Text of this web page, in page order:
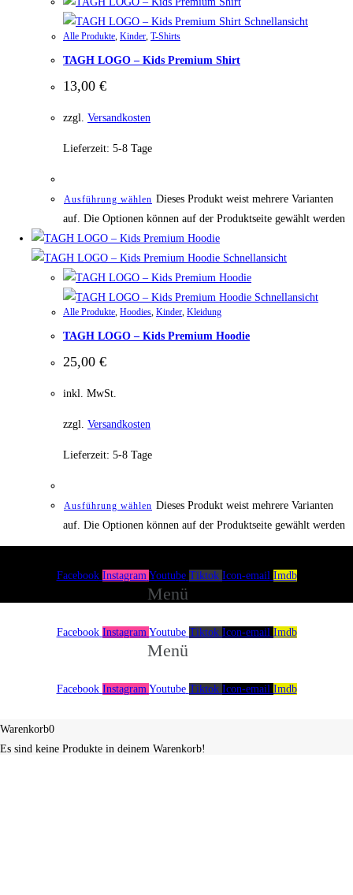
Schnellansicht
Alle Produkte, Kinder, T-Shirts
TAGH LOGO – Kids Premium Shirt
13,00 €
zzgl. Versandkosten
Lieferzeit: 5-8 Tage
Ausführung wählen Dieses Produkt weist mehrere Varianten
auf. Die Optionen können auf der Produktseite gewählt werden
Schnellansicht
Schnellansicht
Alle Produkte, Hoodies, Kinder, Kleidung
TAGH LOGO – Kids Premium Hoodie
25,00 €
inkl. MwSt.
zzgl. Versandkosten
Lieferzeit: 5-8 Tage
Ausführung wählen Dieses Produkt weist mehrere Varianten
auf. Die Optionen können auf der Produktseite gewählt werden
Facebook Instagram Youtube Tiktok Icon-email Imdb
Menü
Facebook Instagram Youtube Tiktok Icon-email Imdb
Menü
Facebook Instagram Youtube Tiktok Icon-email Imdb
Warenkorb0
Es sind keine Produkte in deinem Warenkorb!